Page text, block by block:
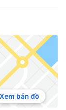
Xem bản đồ